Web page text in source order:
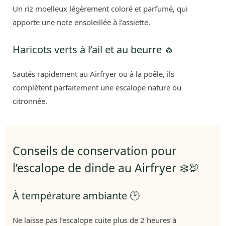
Un riz moelleux légèrement coloré et parfumé, qui
apporte une note ensoleillée à l’assiette.
Haricots verts à l’ail et au beurre 🧄
Sautés rapidement au Airfryer ou à la poêle, ils
complètent parfaitement une escalope nature ou
citronnée.
Conseils de conservation pour
l’escalope de dinde au Airfryer ❄️🦃
À température ambiante 🕑
Ne laisse pas l’escalope cuite plus de 2 heures à